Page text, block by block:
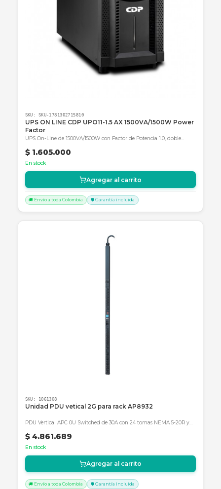
Forza FDC-1000T 1K Onln UPS 1000VA/900W 120V
Agregar al carrito
🛡️ Garantía incluida